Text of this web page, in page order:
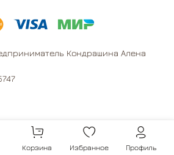
Кондрашина Алена
Корзина Избранное Профиль